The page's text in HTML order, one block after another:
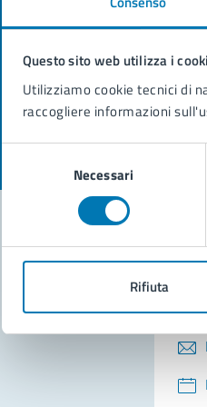
Questo sito web utilizza i
Utilizziamo cookie tecnici di
raccogliere informazioni
consenso
Necessari
Rifiuta